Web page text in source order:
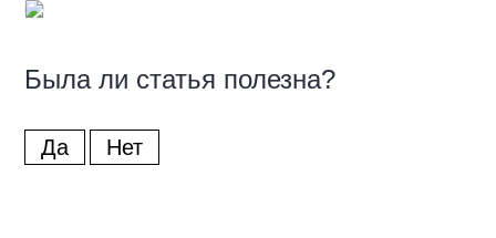
Была ли статья полезна?
Да Нет